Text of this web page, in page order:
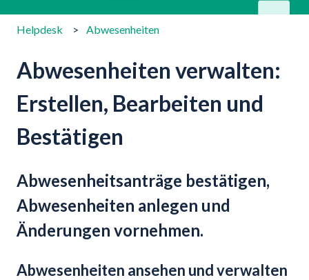
Helpdesk Abwesenheiten
Abwesenheiten verwalten:
Erstellen, Bearbeiten und
Bestätigen
Abwesenheitsanträge bestätigen,
Abwesenheiten anlegen und
Änderungen vornehmen.
Abwesenheiten ansehen und verwalten